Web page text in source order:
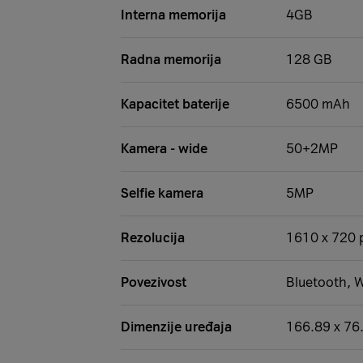
Interna memorija 4GB
Radna memorija 128 GB
Kapacitet baterije 6500 mAh
Kamera - wide 50+2MP
Selfie kamera 5MP
Rezolucija 1610 x 720
Povezivost Bluetooth,
Dimenzije uređaja 166.89 x